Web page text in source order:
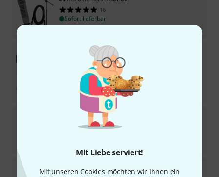
Mit Liebe serviert!
Mit unseren Cookies möchten wir Ihnen ein
16
Sofort lieferbar
639€
RE320 Bundle
6
Sofort lieferbar
UVP: 427,31 €
RE20-Black B-Stock